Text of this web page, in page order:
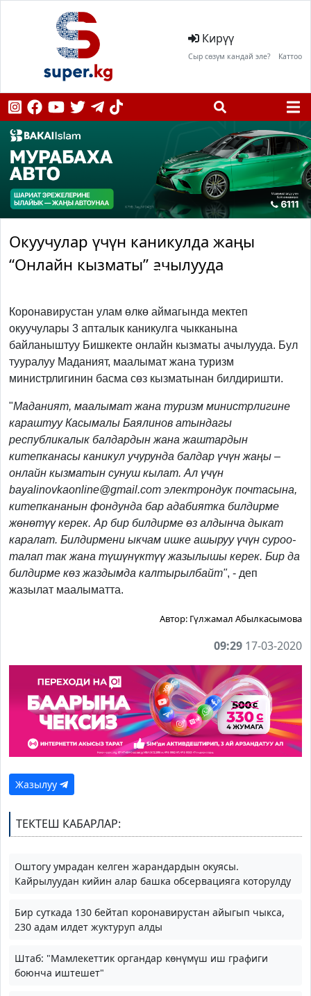
Кирүү
Сыр сөзүм кандай эле? Каттоо
Окуучулар үчүн каникулда жаңы
“Онлайн кызматы” ачылууда
Коронавирустан улам өлкө аймагында мектеп
окуучулары 3 апталык каникулга чыкканына
байланыштуу Бишкекте онлайн кызматы ачылууда. Бул
тууралуу Маданият, маалымат жана туризм
министрлигинин басма сөз кызматынан билдиришти.
"Маданият, маалымат жана туризм министрлигине
караштуу Касымалы Баялинов атындагы
республикалык балдардын жана жаштардын
китепканасы каникул учурунда балдар үчүн жаңы –
онлайн кызматын сунуш кылат. Ал үчүн
bayalinovkaonline@gmail.com электрондук почтасына,
китепкананын фондунда бар адабиятка билдирме
жөнөтүү керек. Ар бир билдирме өз алдынча дыкат
каралат. Билдирмени ыкчам ишке ашыруу үчүн суроо-
талап так жана түшүнүктүү жазылышы керек. Бир да
билдирме көз жаздымда калтырылбайт", - деп
жазылат маалыматта.
Автор: Гүлжамал Абылкасымова
09:29 17-03-2020
Жазылуу
ТЕКТЕШ КАБАРЛАР:
Оштогу умрадан келген жарандардын окуясы.
Кайрылуудан кийин алар башка обсервацияга которулду
Бир суткада 130 бейтап коронавирустан айыгып чыкса,
230 адам илдет жуктуруп алды
Штаб: "Мамлекеттик органдар көнүмүш иш графиги
боюнча иштешет"